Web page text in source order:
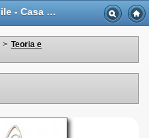
Setticlavio facile - Casa Musicale Eco
> Teoria e